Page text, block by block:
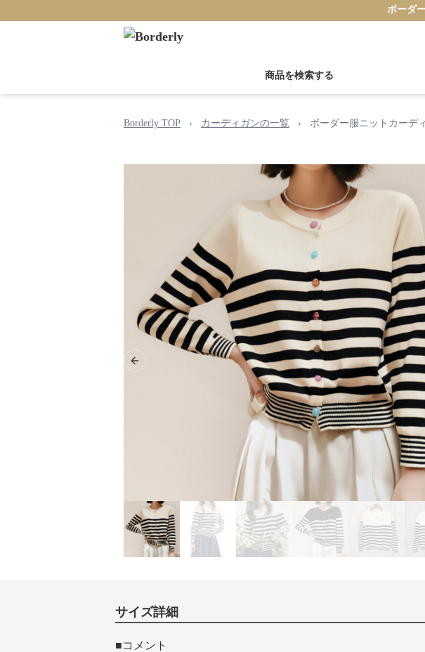
ボーダ
商品を検索する
Borderly TOP › カーディガンの一覧 › ボーダー服ニットカーデ
Previous slide
サイズ詳細
■コメント